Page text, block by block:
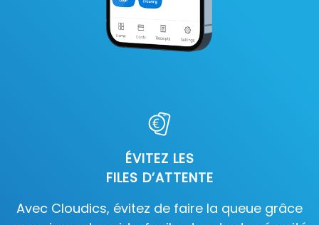
ÉVITEZ LES
FILES D’ATTENTE
Avec Cloudics, évitez de faire la queue grâce